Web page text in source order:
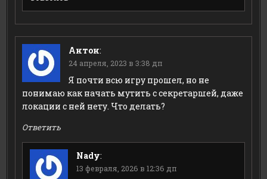
Антон:
24 апреля, 2023 в 3:38 дп
Я почти всю игру прошел, но не
понимаю как начать мутить с секретаршей, даже
локации с ней нету. Что делать?
Ответить
Nady:
13 февраля, 2026 в 12:36 дп